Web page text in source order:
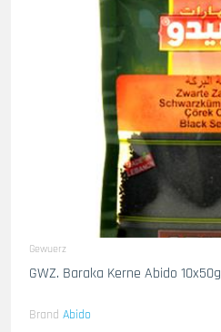
Gewuerz
GWZ. Baraka Kerne Abido 10x50g
Brand Abido